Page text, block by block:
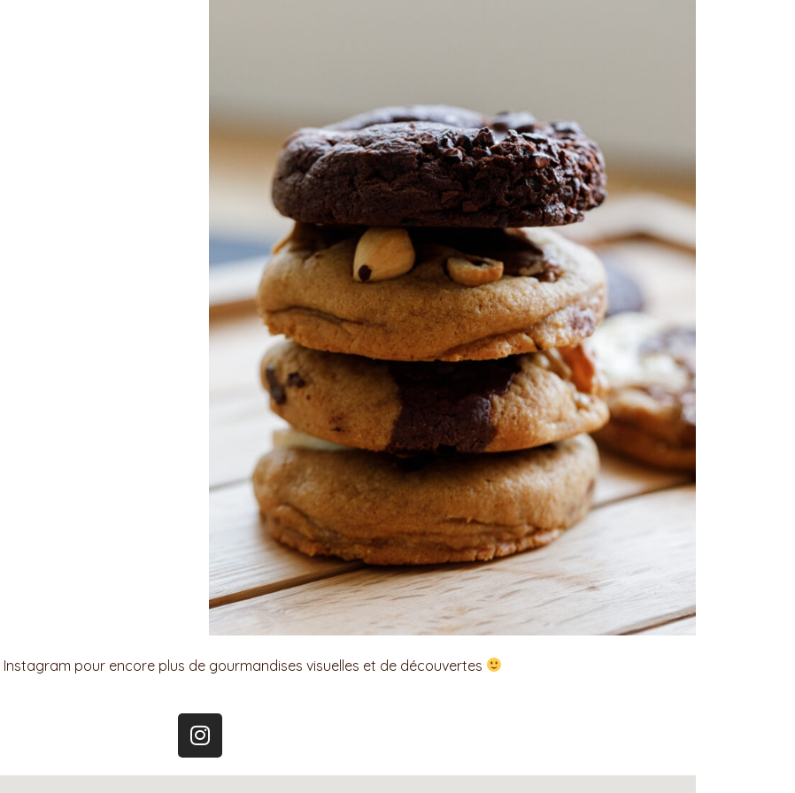
Instagram pour encore plus de gourmandises visuelles et de découvertes